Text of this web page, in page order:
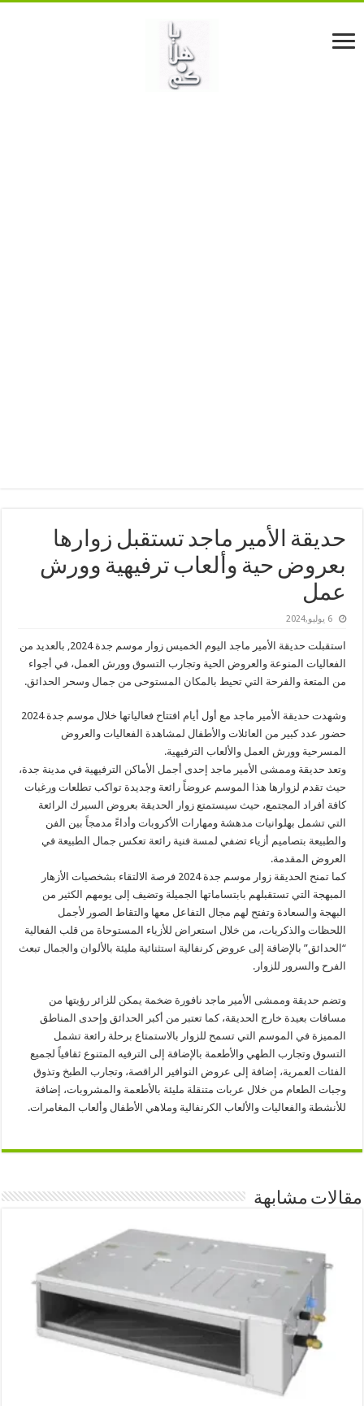
حديقة الأمير ماجد‬⁩ تستقبل زوارها
بعروض حية وألعاب ترفيهية وورش
عمل
6 يوليو,2024
استقبلت حديقة الأمير ماجد اليوم الخميس زوار موسم جدة 2024, بالعديد من
الفعاليات المنوعة والعروض الحية وتجارب التسوق وورش العمل، في أجواء
من المتعة والفرحة التي تحيط بالمكان المستوحى من جمال وسحر الحدائق.
وشهدت حديقة الأمير ماجد مع أول أيام افتتاح فعالياتها خلال موسم جدة 2024
حضور عدد كبير من العائلات والأطفال لمشاهدة الفعاليات والعروض
المسرحية وورش العمل والألعاب الترفيهية.
وتعد حديقة وممشى الأمير ماجد إحدى أجمل الأماكن الترفيهية في مدينة جدة،
حيث تقدم لزوارها هذا الموسم عروضاً رائعة وجديدة تواكب تطلعات ورغبات
كافة أفراد المجتمع، حيث سيستمتع زوار الحديقة بعروض السيرك الرائعة
التي تشمل بهلوانيات مدهشة ومهارات الأكروبات وأداءً مدمجاً بين الفن
والطبيعة بتصاميم أزياء تضفي لمسة فنية رائعة تعكس جمال الطبيعة في
العروض المقدمة.
كما تمنح الحديقة زوار موسم جدة 2024 فرصة الالتقاء بشخصيات الأزهار
المبهجة التي تستقبلهم بابتساماتها الجميلة وتضيف إلى يومهم الكثير من
البهجة والسعادة وتفتح لهم مجال التفاعل معها والتقاط الصور لأجمل
اللحظات والذكريات، من خلال استعراض للأزياء المستوحاة من قلب الفعالية
“الحدائق” بالإضافة إلى عروض كرنفالية استثنائية مليئة بالألوان والجمال تبعث
الفرح والسرور للزوار.
وتضم حديقة وممشى الأمير ماجد نافورة ضخمة يمكن للزائر رؤيتها من
مسافات بعيدة خارج الحديقة، كما تعتبر من أكبر الحدائق وإحدى المناطق
المميزة في الموسم التي تسمح للزوار بالاستمتاع برحلة رائعة تشمل
التسوق وتجارب الطهي والأطعمة بالإضافة إلى الترفيه المتنوع ثقافياً لجميع
الفئات العمرية، إضافة إلى عروض النوافير الراقصة، وتجارب الطبخ وتذوق
وجبات الطعام من خلال عربات متنقلة مليئة بالأطعمة والمشروبات، إضافة
للأنشطة والفعاليات والألعاب الكرنفالية وملاهي الأطفال وألعاب المغامرات.
مقالات مشابهة